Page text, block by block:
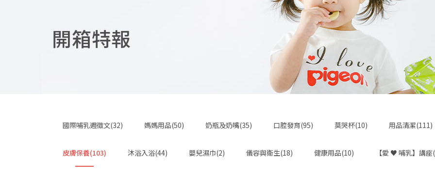
開箱特報
國際哺乳週徵文(32) 媽媽用品(50) 奶瓶及奶嘴(35) 口腔發育(95) 莫哭杯(10) 用品清潔(111)
皮膚保養(103) 沐浴入浴(44) 嬰兒濕巾(2) 儀容與衛生(18) 健康用品(10) 【愛 ♥ 哺乳】講座